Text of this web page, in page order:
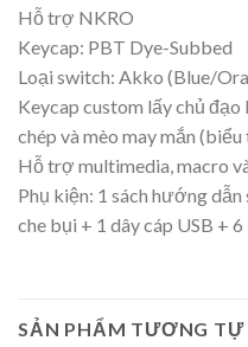
Hỗ trợ NKRO
Keycap: PBT Dye-Subbed
Loại switch: Akko (Blue/
Keycap custom lấy chủ đạo
chép và mèo may mắn
Hỗ trợ multimedia, macro
Phụ kiện: 1 sách hướng
che bụi + 1 dây cáp USB +
SẢN PHẨM TƯƠNG TỰ